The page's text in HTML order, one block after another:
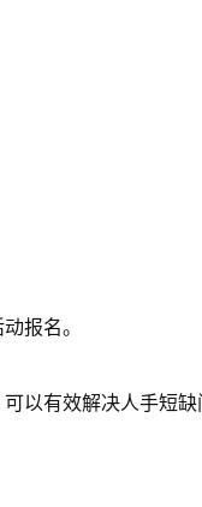
报名。
有效解决人手短